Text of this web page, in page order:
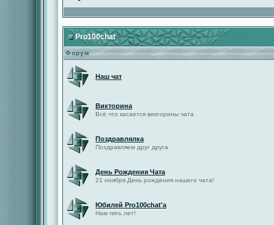
Pro100chat
Форум
Наш чат
Викторина
Всё что касается викторины чата
Поздравлялка
Поздравляем друг друга
День Рождения Чата
21 ноября День рождения нашего чата!
Юбилей Pro100chat'а
Нам пять лет!